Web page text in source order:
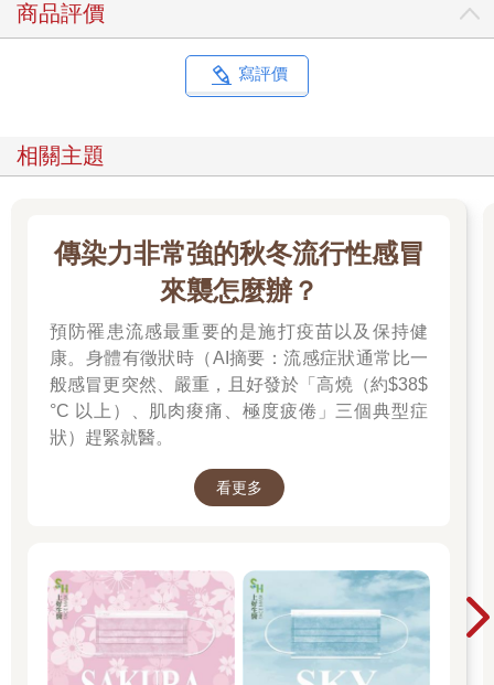
商品評價
寫評價
相關主題
傳染力非常強的秋冬流行性感冒
來襲怎麼辦？
預防罹患流感最重要的是施打疫苗以及保持健
康。身體有徵狀時（AI摘要：流感症狀通常比一
般感冒更突然、嚴重，且好發於「高燒（約$38$
°C 以上）、肌肉痠痛、極度疲倦」三個典型症
狀）趕緊就醫。
看更多